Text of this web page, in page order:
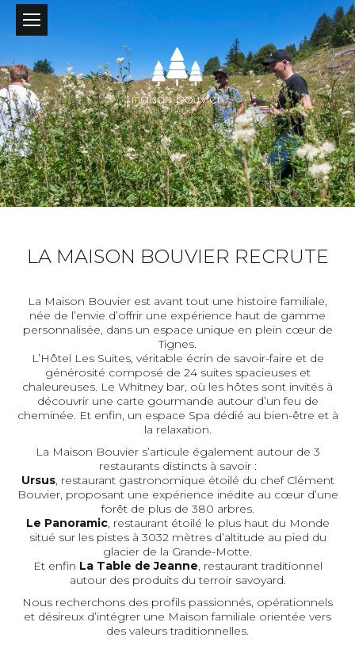
LA MAISON BOUVIER RECRUTE
La Maison Bouvier est avant tout une histoire familiale,
née de l’envie d’offrir une expérience haut de gamme
personnalisée, dans un espace unique en plein cœur de
Tignes.
L’Hôtel Les Suites, véritable écrin de savoir-faire et de
générosité composé de 24 suites spacieuses et
chaleureuses. Le Whitney bar, où les hôtes sont invités à
découvrir une carte gourmande autour d’un feu de
cheminée. Et enfin, un espace Spa dédié au bien-être et à
la relaxation.
La Maison Bouvier s’articule également autour de 3
restaurants distincts à savoir :
Ursus, restaurant gastronomique étoilé du chef Clément
Bouvier, proposant une expérience inédite au cœur d’une
forêt de plus de 380 arbres.
Le Panoramic, restaurant étoilé le plus haut du Monde
situé sur les pistes à 3032 mètres d’altitude au pied du
glacier de la Grande-Motte.
Et enfin La Table de Jeanne, restaurant traditionnel
autour des produits du terroir savoyard.
Nous recherchons des profils passionnés, opérationnels
et désireux d’intégrer une Maison familiale orientée vers
des valeurs traditionnelles.